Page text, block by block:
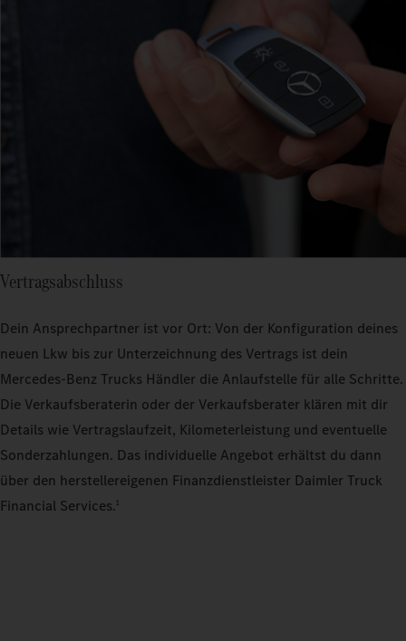
Vertragsabschluss
Dein Ansprechpartner ist vor Ort: Von der Konfiguration deines
neuen Lkw bis zur Unterzeichnung des Vertrags ist dein
Mercedes‑Benz Trucks Händler die Anlaufstelle für alle Schritte.
Die Verkaufsberaterin oder der Verkaufsberater klären mit dir
Details wie Vertragslaufzeit, Kilometerleistung und eventuelle
Sonderzahlungen. Das individuelle Angebot erhältst du dann
über den herstellereigenen Finanzdienstleister Daimler Truck
Financial Services.1